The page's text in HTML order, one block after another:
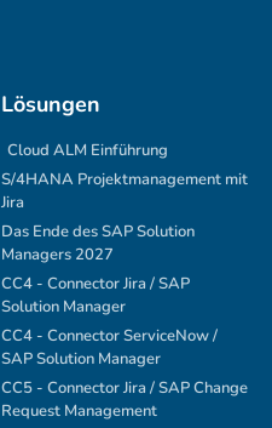
Lösungen
Cloud ALM Einführung
S/4HANA Projektmanagement mit
Jira
Das Ende des SAP Solution
Managers 2027
CC4 - Connector Jira / SAP
Solution Manager
CC4 - Connector ServiceNow /
SAP Solution Manager
CC5 - Connector Jira / SAP Change
Request Management